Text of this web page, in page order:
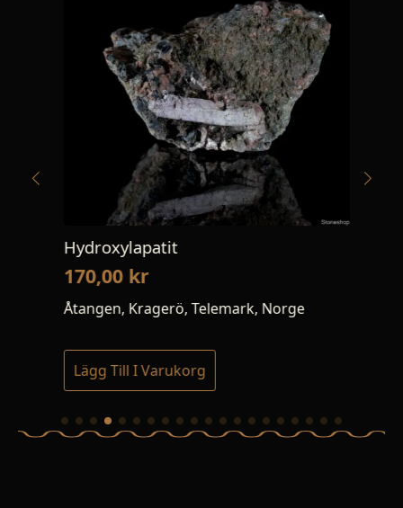
Hydroxylapatit
170,00kr
Åtangen, Kragerö, Telemark, Norge
Lägg Till I Varukorg